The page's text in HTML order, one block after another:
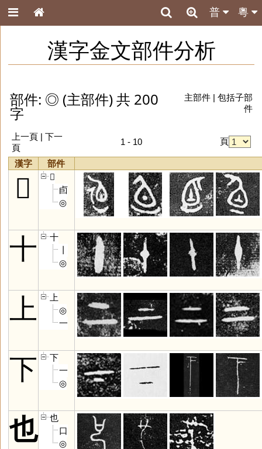
粵
普
漢字金文部件分析
部件: ◎ (主部件) 共 200
字
主部件| 包括子部
件
上一頁 | 下一
頁
1 - 10 頁
漢字 部件
𠧴
𠧴
卣
◎
十
十
◎
上
上
◎
一
下
下
一
◎
也
也
口
◎